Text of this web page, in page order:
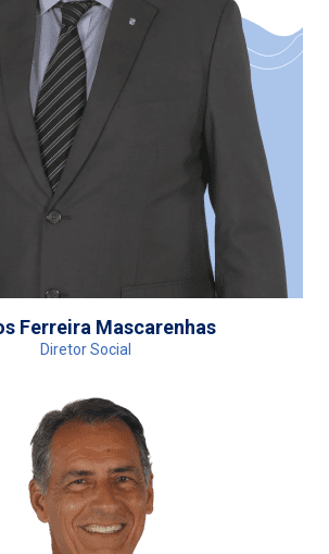
Ferreira Mascarenhas
Diretor Social